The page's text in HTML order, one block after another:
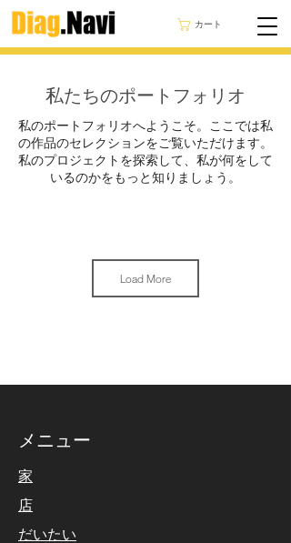
カート
私たちのポートフォリオ
私のポートフォリオへようこそ。ここでは私
の作品のセレクションをご覧いただけます。
私のプロジェクトを探索して、私が何をして
いるのかをもっと知りましょう。
Panamera 2013 New Rear
ポルシェ 992 カレラ カ
Load More
メニュー
家
店
だいたい